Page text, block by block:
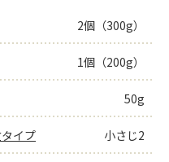
2個（300g）
1個（200g）
50g
イプ 小さじ2